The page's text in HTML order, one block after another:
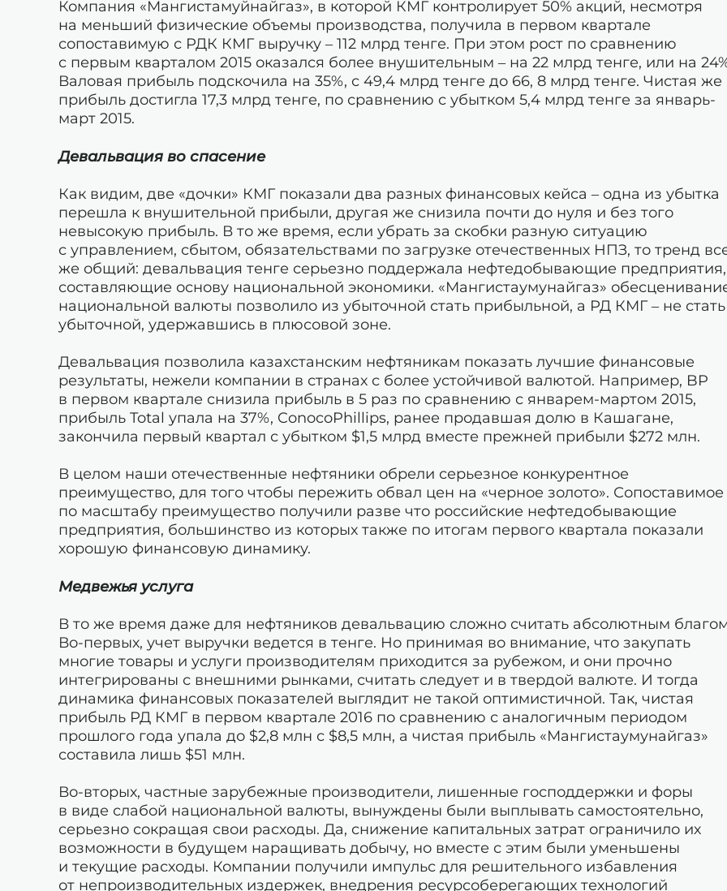
Компания «Мангистамуйнайгаз», в которой КМГ контролирует 50% акций, несмотря
на меньший физические объемы производства, получила в первом квартале
сопоставимую с РДК КМГ выручку – 112 млрд тенге. При этом рост по сравнению
с первым кварталом 2015 оказался более внушительным – на 22 млрд тенге, или на
Валовая прибыль подскочила на 35%, с 49,4 млрд тенге до 66, 8 млрд тенге. Чистая же
прибыль достигла 17,3 млрд тенге, по сравнению с убытком 5,4 млрд тенге за январь-
март 2015.
Девальвация во спасение
Как видим, две «дочки» КМГ показали два разных финансовых кейса – одна из убытка
перешла к внушительной прибыли, другая же снизила почти до нуля и без того
невысокую прибыль. В то же время, если убрать за скобки разную ситуацию
с управлением, сбытом, обязательствами по загрузке отечественных НПЗ, то тренд
же общий: девальвация тенге серьезно поддержала нефтедобывающие предприятия,
составляющие основу национальной экономики. «Мангистаумунайгаз»
национальной валюты позволило из убыточной стать прибыльной, а РД КМГ – не стать
убыточной, удержавшись в плюсовой зоне.
Девальвация позволила казахстанским нефтяникам показать лучшие финансовые
результаты, нежели компании в странах с более устойчивой валютой. Например, BP
в первом квартале снизила прибыль в 5 раз по сравнению с январем-мартом 2015,
прибыль Total упала на 37%, ConocoPhillips, ранее продавшая долю в Кашагане,
закончила первый квартал с убытком $1,5 млрд вместе прежней прибыли $272 млн.
В целом наши отечественные нефтяники обрели серьезное конкурентное
преимущество, для того чтобы пережить обвал цен на «черное золото». Сопоставимое
по масштабу преимущество получили разве что российские нефтедобывающие
предприятия, большинство из которых также по итогам первого квартала показали
хорошую финансовую динамику.
Медвежья услуга
В то же время даже для нефтяников девальвацию сложно считать абсолютным
Во-первых, учет выручки ведется в тенге. Но принимая во внимание, что закупать
многие товары и услуги производителям приходится за рубежом, и они прочно
интегрированы с внешними рынками, считать следует и в твердой валюте. И тогда
динамика финансовых показателей выглядит не такой оптимистичной. Так, чистая
прибыль РД КМГ в первом квартале 2016 по сравнению с аналогичным периодом
прошлого года упала до $2,8 млн с $8,5 млн, а чистая прибыль «Мангистаумунайгаз»
составила лишь $51 млн.
Во-вторых, частные зарубежные производители, лишенные господдержки и форы
в виде слабой национальной валюты, вынуждены были выплывать самостоятельно,
серьезно сокращая свои расходы. Да, снижение капитальных затрат ограничило их
возможности в будущем наращивать добычу, но вместе с этим были уменьшены
и текущие расходы. Компании получили импульс для решительного избавления
от непроизводительных издержек, внедрения ресурсоберегающих технологий